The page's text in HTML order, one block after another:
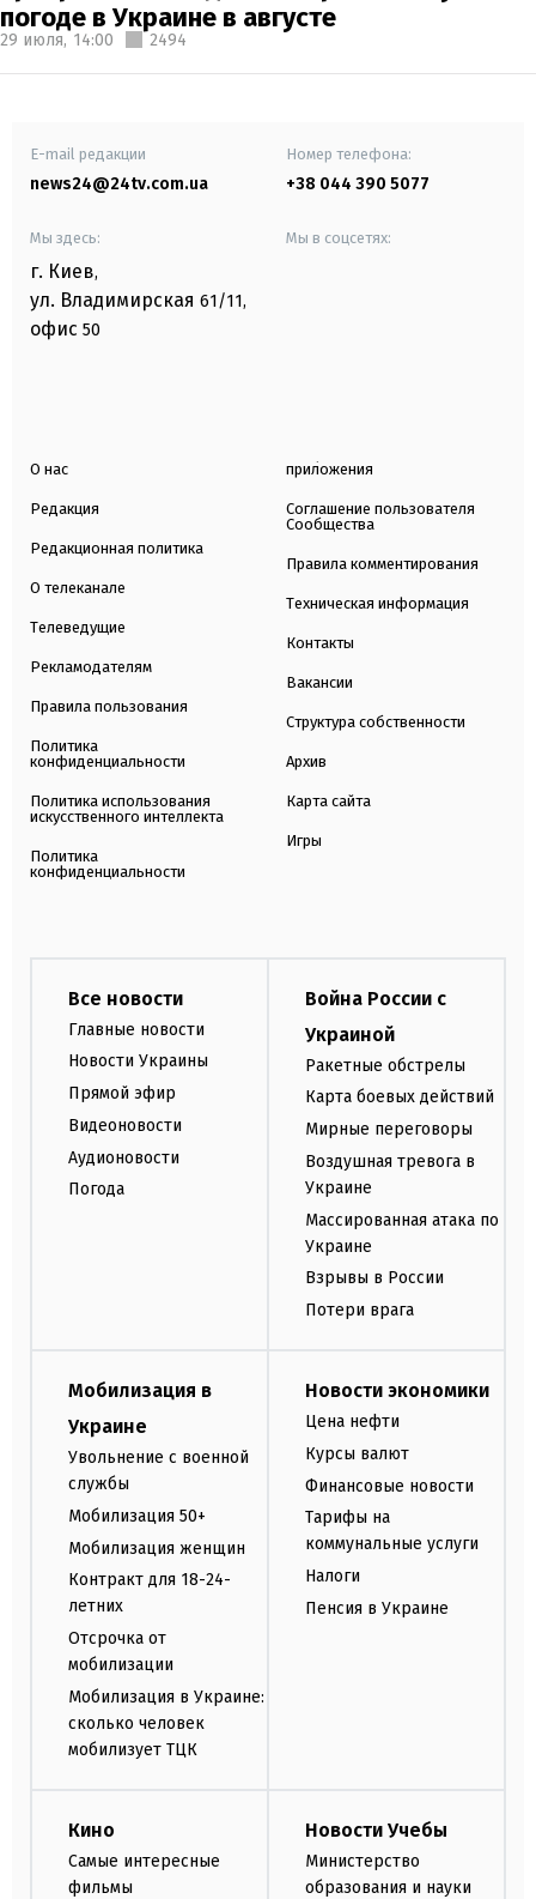
погоде в Украине в августе
29 июля, 14:00 2494
E-mail редакции
news24@24tv.com.ua
Номер телефона:
+38 044 390 5077
Мы здесь:
г. Киев,
ул. Владимирская 61/11,
офис 50
Мы в соцсетях:
О нас
Редакция
Редакционная политика
О телеканале
Телеведущие
Рекламодателям
Правила пользования
Политика
конфиденциальности
Политика использования
искусственного интеллекта
Политика
конфиденциальности
приложения
Соглашение пользователя
Сообщества
Правила комментирования
Техническая информация
Контакты
Вакансии
Структура собственности
Архив
Карта сайта
Игры
Все новости
Главные новости
Новости Украины
Прямой эфир
Видеоновости
Аудионовости
Погода
Война России с
Украиной
Ракетные обстрелы
Карта боевых действий
Мирные переговоры
Воздушная тревога в
Украине
Массированная атака по
Украине
Взрывы в России
Потери врага
Мобилизация в
Украине
Увольнение с военной
службы
Мобилизация 50+
Мобилизация женщин
Контракт для 18-24-
летних
Отсрочка от
мобилизации
Мобилизация в Украине:
сколько человек
мобилизует ТЦК
Новости экономики
Цена нефти
Курсы валют
Финансовые новости
Тарифы на
коммунальные услуги
Налоги
Пенсия в Украине
Кино
Самые интересные
фильмы
Новости Учебы
Министерство
образования и науки